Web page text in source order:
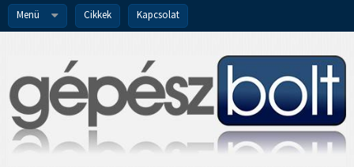
Menü Cikkek Kapcsolat